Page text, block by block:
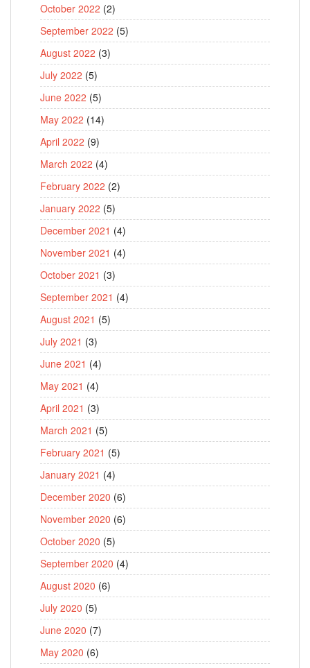
October 2022 (2)
September 2022 (5)
August 2022 (3)
July 2022 (5)
June 2022 (5)
May 2022 (14)
April 2022 (9)
March 2022 (4)
February 2022 (2)
January 2022 (5)
December 2021 (4)
November 2021 (4)
October 2021 (3)
September 2021 (4)
August 2021 (5)
July 2021 (3)
June 2021 (4)
May 2021 (4)
April 2021 (3)
March 2021 (5)
February 2021 (5)
January 2021 (4)
December 2020 (6)
November 2020 (6)
October 2020 (5)
September 2020 (4)
August 2020 (6)
July 2020 (5)
June 2020 (7)
May 2020 (6)